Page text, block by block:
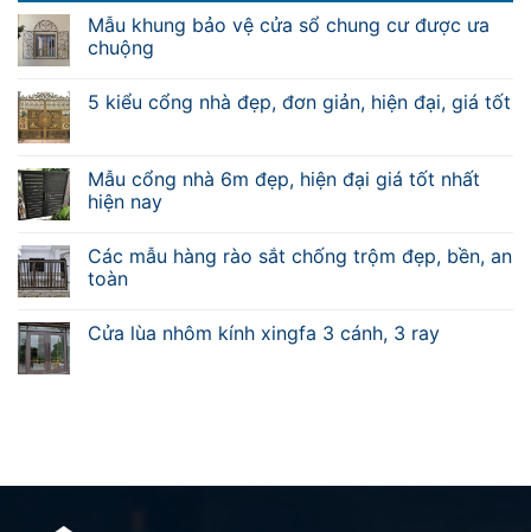
Mẫu khung bảo vệ cửa sổ chung cư được ưa
chuộng
5 kiểu cổng nhà đẹp, đơn giản, hiện đại, giá tốt
Mẫu cổng nhà 6m đẹp, hiện đại giá tốt nhất
hiện nay
Các mẫu hàng rào sắt chống trộm đẹp, bền, an
toàn
Cửa lùa nhôm kính xingfa 3 cánh, 3 ray